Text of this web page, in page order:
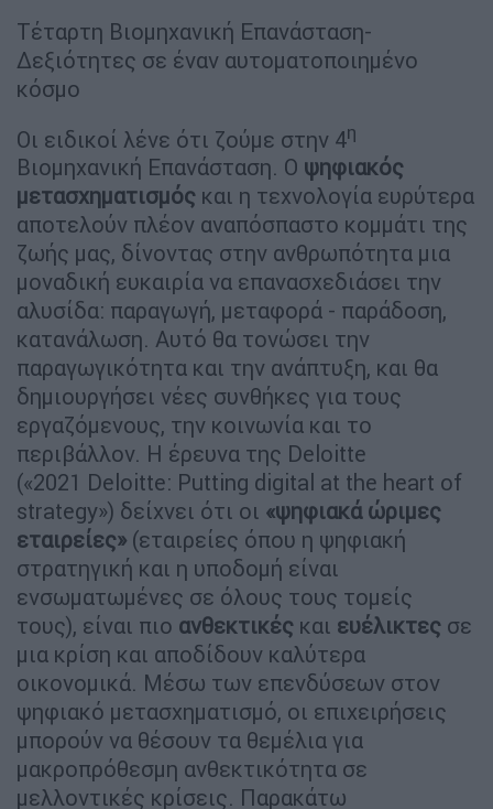
Τέταρτη Βιομηχανική Επανάσταση-
Δεξιότητες σε έναν αυτοματοποιημένο
κόσμο
Οι ειδικοί λένε ότι ζούμε στην 4η
Βιομηχανική Επανάσταση. Ο ψηφιακός
μετασχηματισμός και η τεχνολογία ευρύτερα
αποτελούν πλέον αναπόσπαστο κομμάτι της
ζωής μας, δίνοντας στην ανθρωπότητα μια
μοναδική ευκαιρία να επανασχεδιάσει την
αλυσίδα: παραγωγή, μεταφορά - παράδοση,
κατανάλωση. Αυτό θα τονώσει την
παραγωγικότητα και την ανάπτυξη, και θα
δημιουργήσει νέες συνθήκες για τους
εργαζόμενους, την κοινωνία και το
περιβάλλον. Η έρευνα της Deloitte
(«2021 Deloitte: Putting digital at the heart of
strategy») δείχνει ότι οι «ψηφιακά ώριμες
εταιρείες» (εταιρείες όπου η ψηφιακή
στρατηγική και η υποδομή είναι
ενσωματωμένες σε όλους τους τομείς
τους), είναι πιο ανθεκτικές και ευέλικτες σε
μια κρίση και αποδίδουν καλύτερα
οικονομικά. Μέσω των επενδύσεων στον
ψηφιακό μετασχηματισμό, οι επιχειρήσεις
μπορούν να θέσουν τα θεμέλια για
μακροπρόθεσμη ανθεκτικότητα σε
μελλοντικές κρίσεις. Παρακάτω